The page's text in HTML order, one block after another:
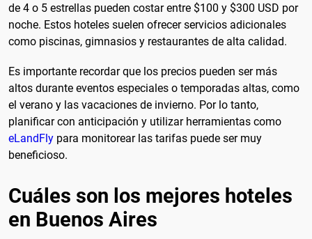
de 4 o 5 estrellas pueden costar entre $100 y $300 USD por
noche. Estos hoteles suelen ofrecer servicios adicionales
como piscinas, gimnasios y restaurantes de alta calidad.
Es importante recordar que los precios pueden ser más
altos durante eventos especiales o temporadas altas, como
el verano y las vacaciones de invierno. Por lo tanto,
planificar con anticipación y utilizar herramientas como
eLandFly para monitorear las tarifas puede ser muy
beneficioso.
Cuáles son los mejores hoteles
en Buenos Aires